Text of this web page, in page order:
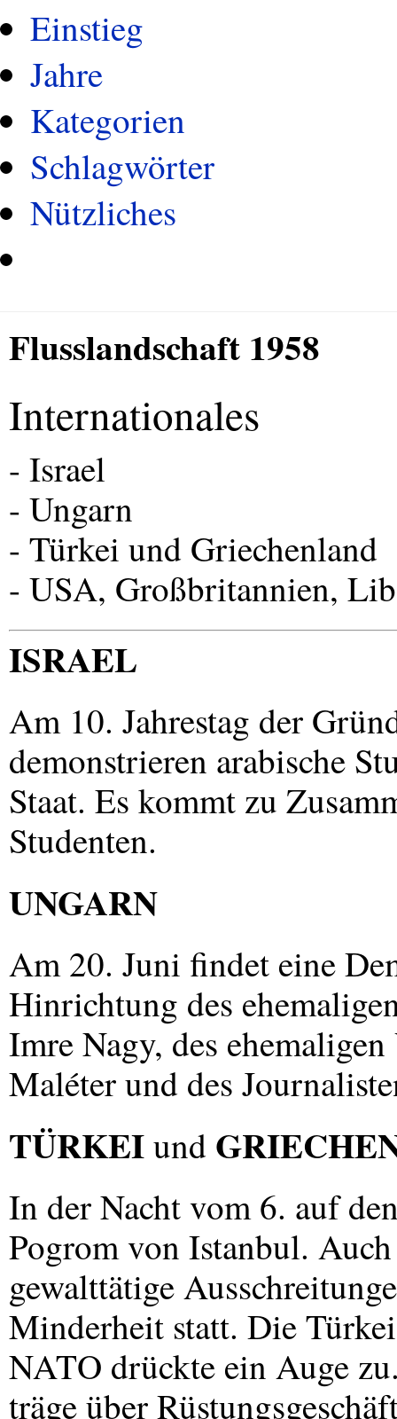
Einstieg
Jahre
Kategorien
Schlagwörter
Nützliches
Flusslandschaft 1958
Internationales
- Israel
- Ungarn
- Türkei und Griechenland
- USA, Großbritannien,
ISRAEL
Am 10. Jahrestag der
demonstrieren arabische
Staat. Es kommt zu
Studenten.
UNGARN
Am 20. Juni findet eine
Hinrichtung des
Imre Nagy, des
Maléter und des
TÜRKEIund
In der Nacht vom 6. auf
Pogrom von Istanbul.
gewalttätige
Minderheit statt. Die
NATO drückte ein Auge
träge über